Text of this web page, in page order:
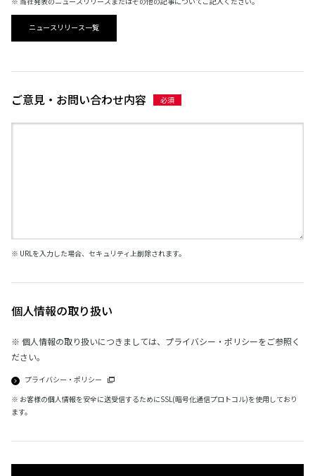
ニュースリリース一覧
ご意見・お問い合わせ内容
※ URLを入力した場合、セキュリティ上削除されます。
個人情報の取り扱い
※ 個人情報の取り扱いにつきましては、プライバシー・ポリシーをご参照く
ださい。
プライバシー・ポリシー
※ お客様の個人情報を安全に送受信するためにSSL(暗号化通信プロトコル)を使用しており
ます。